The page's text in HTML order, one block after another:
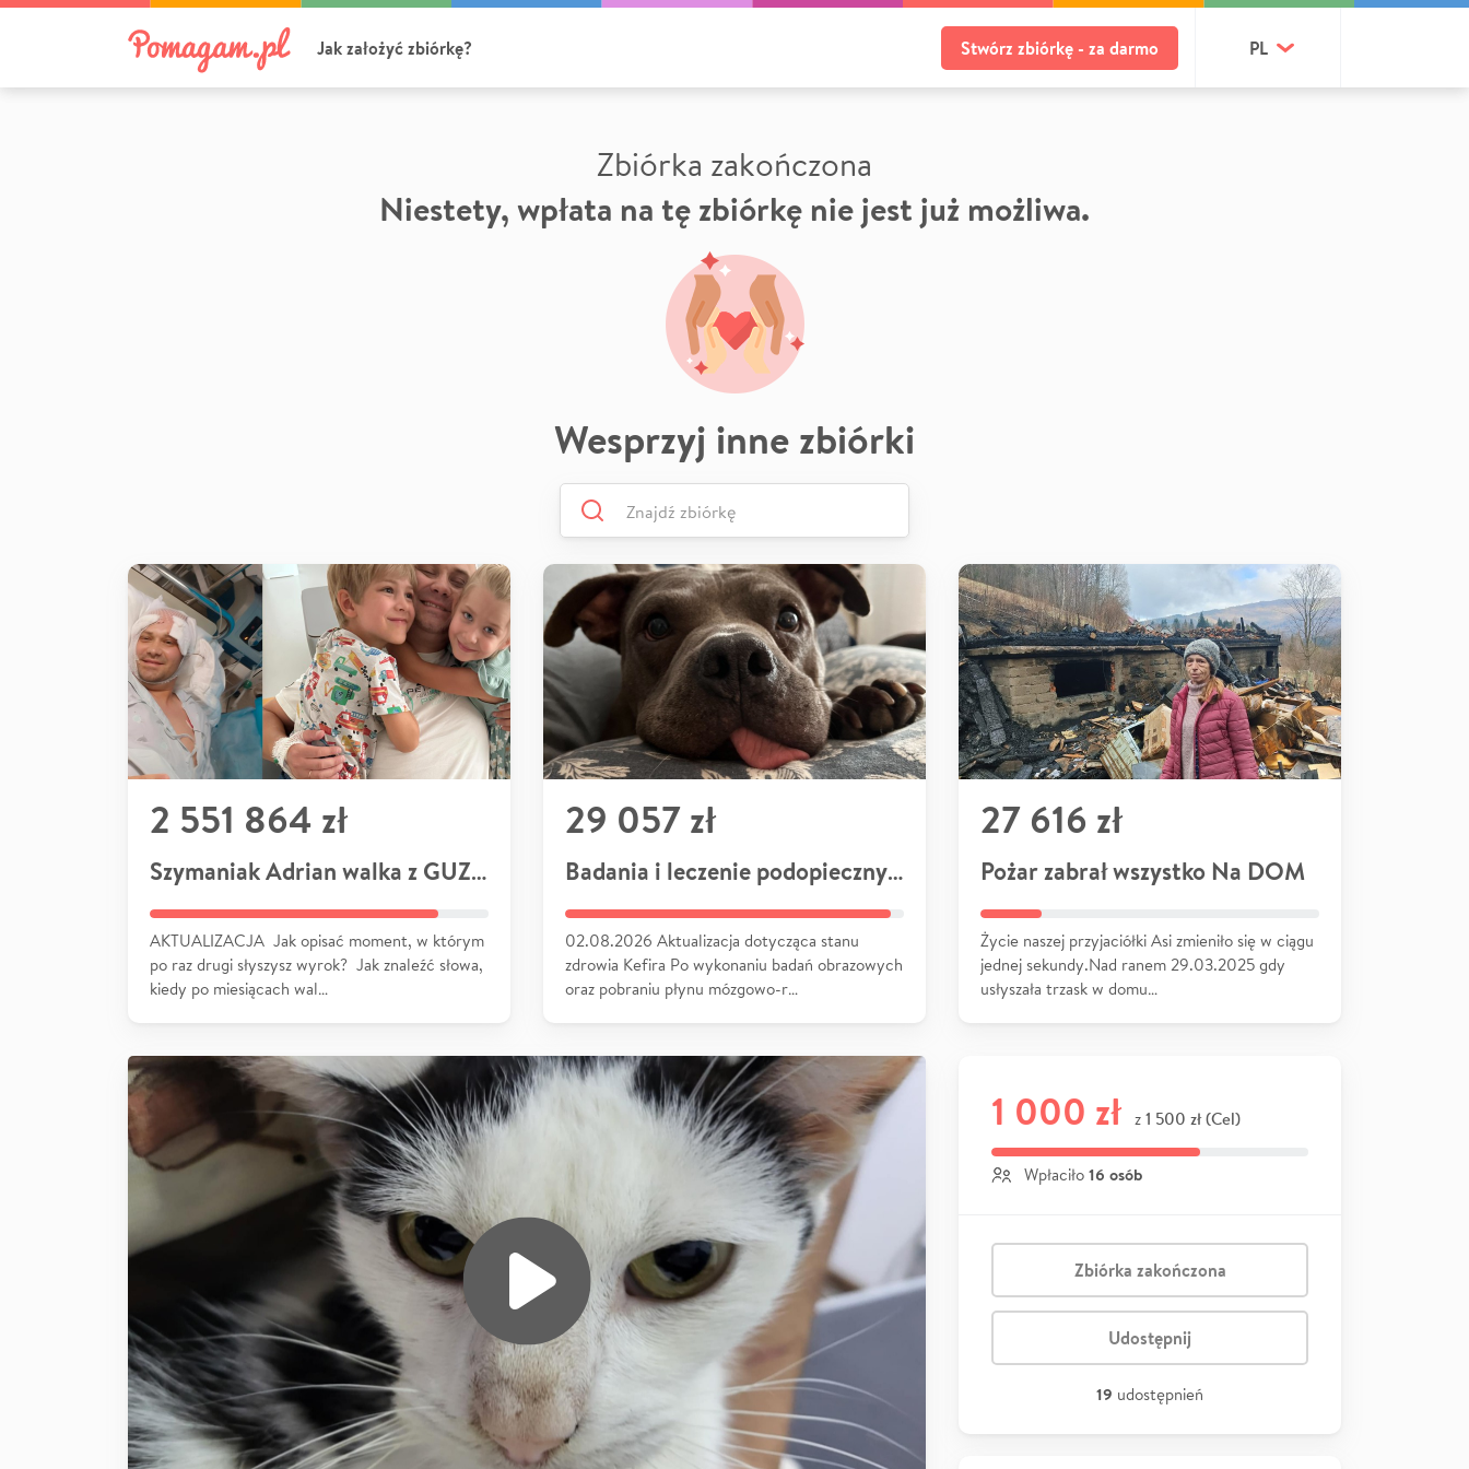
Jak założyć zbiórkę? Stwórz zbiórkę - za darmo PL
Zbiórka zakończona
Niestety, wpłata na tę zbiórkę nie jest już możliwa.
Wesprzyj inne zbiórki
2 551 864 zł
Szymaniak Adrian walka z GUZEM
AKTUALIZACJA Jak opisać moment, w którym
po raz drugi słyszysz wyrok? Jak znaleźć słowa,
kiedy po miesiącach wal…
29 057 zł
Badania i leczenie podopiecznych
02.08.2026 Aktualizacja dotycząca stanu
zdrowia Kefira Po wykonaniu badań obrazowych
oraz pobraniu płynu mózgowo-r…
27 616 zł
Pożar zabrał wszystko Na DOM
Życie naszej przyjaciółki Asi zmieniło się w ciągu
jednej sekundy.Nad ranem 29.03.2025 gdy
usłyszała trzask w domu…
1 000 zł z 1 500 zł (Cel)
Wpłaciło 16 osób
Zbiórka zakończona
Udostępnij
19 udostępnień